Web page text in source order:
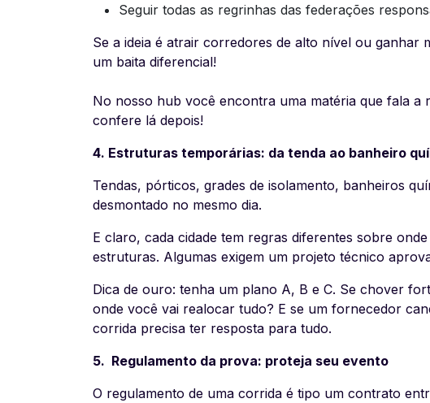
Seguir todas as regrinhas das federações
Se a ideia é atrair corredores de alto nível ou ganhar
um baita diferencial!
No nosso hub você encontra uma matéria que fala a
confere lá depois!
4️. Estruturas temporárias: da tenda ao banheiro
Tendas, pórticos, grades de isolamento, banheiros
desmontado no mesmo dia.
E claro, cada cidade tem regras diferentes sobre
estruturas. Algumas exigem um projeto técnico
Dica de ouro: tenha um plano A, B e C. Se chover
onde você vai realocar tudo? E se um fornecedor
corrida precisa ter resposta para tudo.
5️. Regulamento da prova: proteja seu evento
O regulamento de uma corrida é tipo um contrato